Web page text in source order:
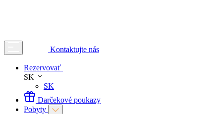
Kontaktujte nás
Rezervovať
SK
SK
Darčekové poukazy
Pobyty